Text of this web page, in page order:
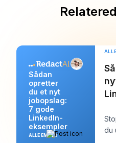
Sådan
opretter
du et nyt
jobopslag:
7 gode
LinkedIn-
eksempler
ALLE EMNER
du